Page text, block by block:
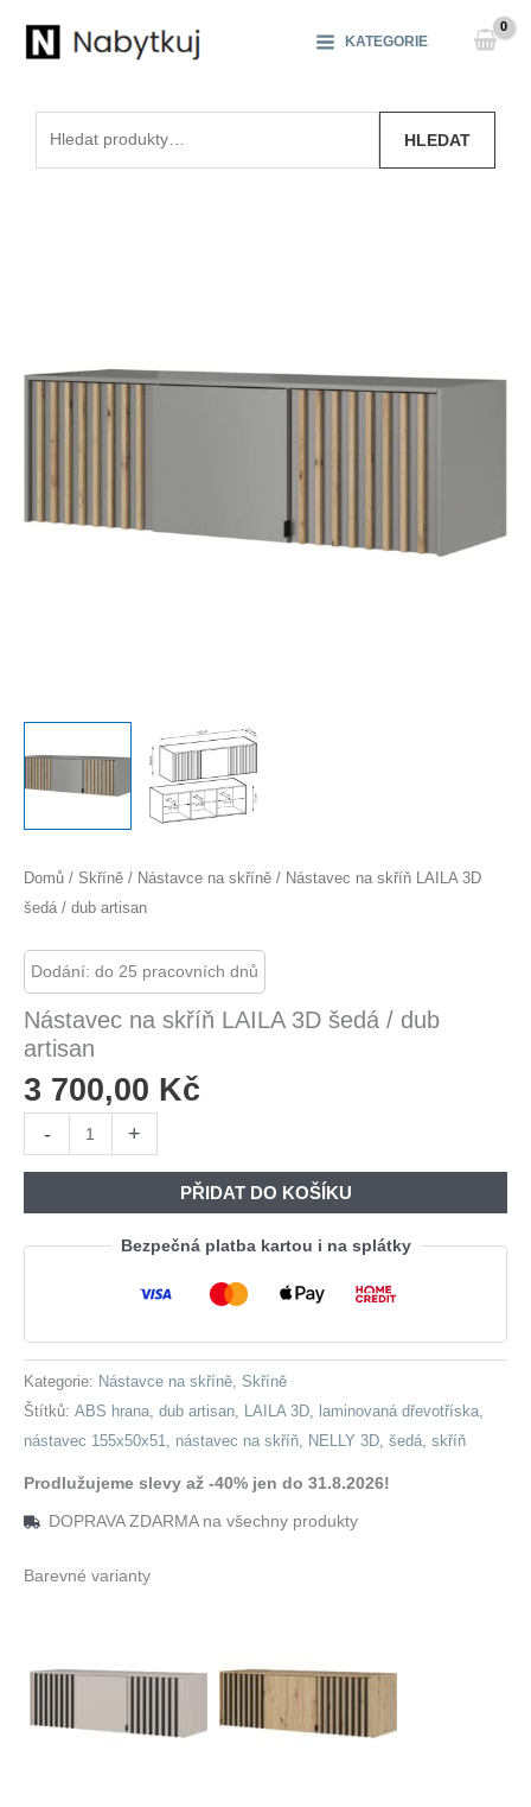
KATEGORIE
HLEDAT
Domů / Skříně / Nástavce na skříně / Nástavec na skříň LAILA 3D
šedá / dub artisan
Dodání: do 25 pracovních dnů
Nástavec na skříň LAILA 3D šedá / dub
artisan
3 700,00 Kč
-
Nástavec
na
LAILA
3D
artisan
množství
+
PŘIDAT DO KOŠÍKU
Bezpečná platba kartou i na splátky
Kategorie: Nástavce na skříně, Skříně
Štítků: ABS hrana, dub artisan, LAILA 3D, laminovaná dřevotříska,
nástavec 155x50x51, nástavec na skříň, NELLY 3D, šedá, skříň
Prodlužujeme slevy až -40% jen do 31.8.2026!
DOPRAVA ZDARMA na všechny produkty
Barevné varianty